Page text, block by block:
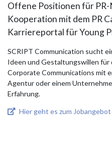
Offene Positionen für
Kooperation mit dem PR
Karriereportal für Young
SCRIPT Communication sucht
Ideen und Gestaltungswillen
Corporate Communications mit
Agentur oder einem
Erfahrung.
Hier geht es zum Jobangebot